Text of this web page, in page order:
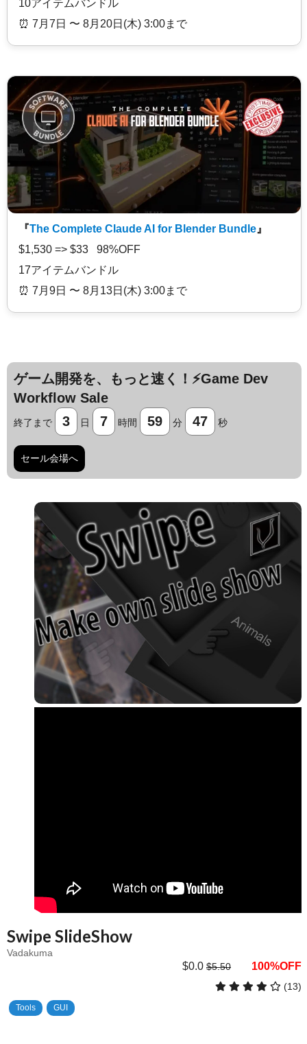
10アイテムバンドル
⏰️ 7月7日 〜 8月20日(木) 3:00まで
『The Complete Claude AI for Blender Bundle 』
$1,530 => $33 98%OFF
17アイテムバンドル
⏰️ 7月9日 〜 8月13日(木) 3:00まで
ゲーム開発を、もっと速く！⚡️Game Dev
Workflow Sale
終了まで 3 日 7 時間 59 分 47 秒
セール会場へ
Swipe SlideShow
Vadakuma
$0.0 $5.50 100%OFF
(13)
Tools GUI